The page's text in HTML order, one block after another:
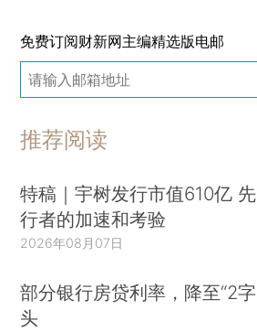
免费订阅财新网主编精选版电邮
推荐阅读
特稿｜宇树发行市值610亿 先
行者的加速和考验
2026年08月07日
部分银行房贷利率，降至“2字
头